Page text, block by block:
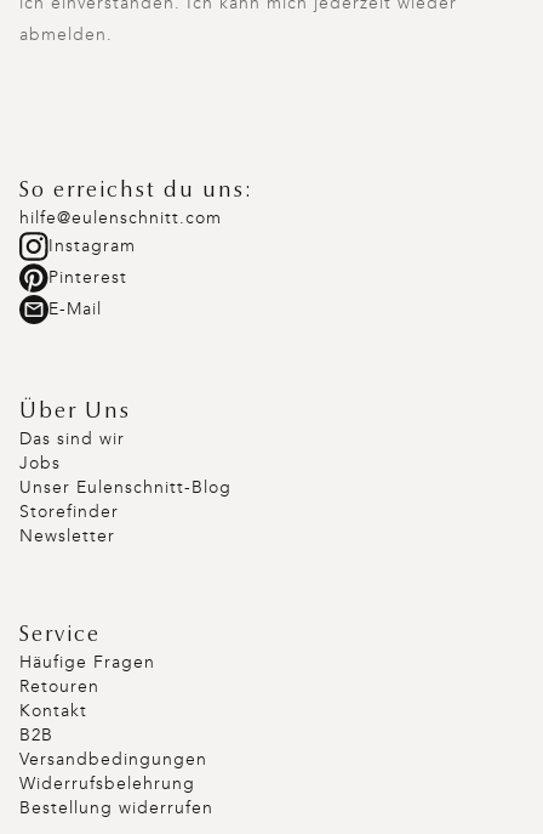
abmelden.
So erreichst du uns:
hilfe@eulenschnitt.com
Instagram
Pinterest
E-Mail
Über Uns
Das sind wir
Jobs
Unser Eulenschnitt-Blog
Storefinder
Newsletter
Service
Häufige Fragen
Retouren
Kontakt
B2B
Versandbedingungen
Widerrufsbelehrung
Bestellung widerrufen